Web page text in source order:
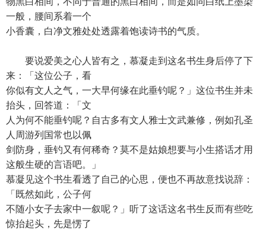
一般，腰间系着一个
小香囊，白净文雅处处透露着饱读诗书的气质。
要说爱美之心人皆有之，慕凝走到这名书生身后停了下
来：「这位公子，看
你似有文人之气，一大早何缘在此垂钓呢？」这位书生并未
抬头，回答道：「文
人为何不能垂钓呢？自古多有文人雅士文武兼修，例如孔圣
人周游列国常也以佩
剑防身，垂钓又有何稀奇？莫不是姑娘想要与小生搭话才用
这般生硬的言语吧。」
慕凝见这个书生看透了自己的心思，便也不再故意找说辞：
「既然如此，公子何
不随小女子去家中一叙呢？」听了这话这名书生反而有些吃
惊抬起头，先是愣了